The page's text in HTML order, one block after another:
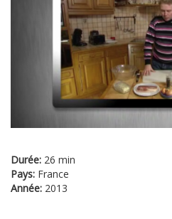
Durée: 26 min
Pays: France
Année: 2013